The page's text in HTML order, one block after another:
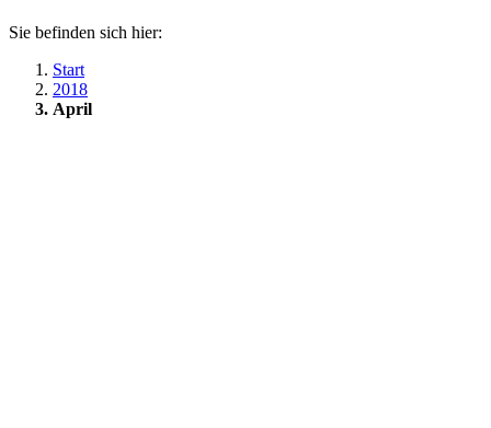
Sie befinden sich hier:
Start
2018
April